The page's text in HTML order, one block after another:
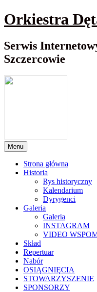
Przewiń
do
Orkiestra
Serwis
Szczercowie
Menu
Strona główna
Historia
Rys historyczny
Kalendarium
Dyrygenci
Galeria
Galeria
INSTAGRAM
VIDEO
Skład
Repertuar
Nabór
OSIĄGNIĘCIA
STOWARZYSZENIE
SPONSORZY